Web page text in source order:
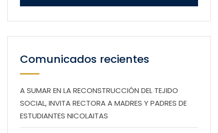
Comunicados recientes
A SUMAR EN LA RECONSTRUCCIÓN DEL TEJIDO
SOCIAL, INVITA RECTORA A MADRES Y PADRES DE
ESTUDIANTES NICOLAITAS